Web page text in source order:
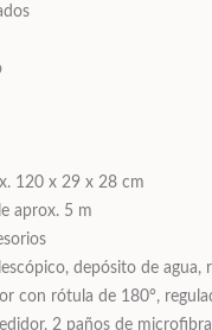
120 x 29 x 28 cm
aprox. 5 m
depósito de agua,
con rótula de 180°,
2 paños de microfibra